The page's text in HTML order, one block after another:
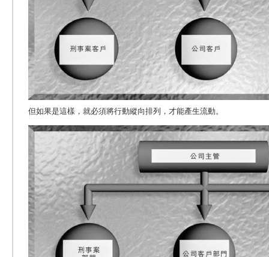
但如果是這樣，就必須將行動縱向排列，才能產生流動。